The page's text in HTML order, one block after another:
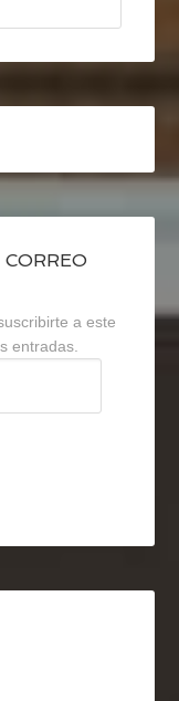
a este
entradas.